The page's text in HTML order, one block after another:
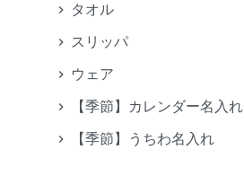
タオル
スリッパ
ウェア
【季節】カレンダー名入れ
【季節】うちわ名入れ